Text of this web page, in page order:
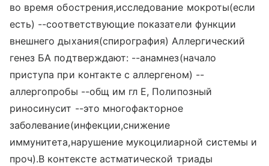
во время обострения,исследование мокроты(если
есть) --соответствующие показатели функции
внешнего дыхания(спирография) Аллергический
генез БА подтверждают: --анамнез(начало
приступа при контакте с аллергеном) --
аллергопробы --общ им гл Е, Полипозный
риносинусит --это многофакторное
заболевание(инфекции,снижение
иммунитета,нарушение мукоцилиарной системы и
проч).В контексте астматической триады